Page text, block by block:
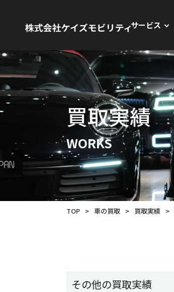
サービス
買取実績
WORKS
TOP > 車の買取 > 買取実績 >
その他の買取実績